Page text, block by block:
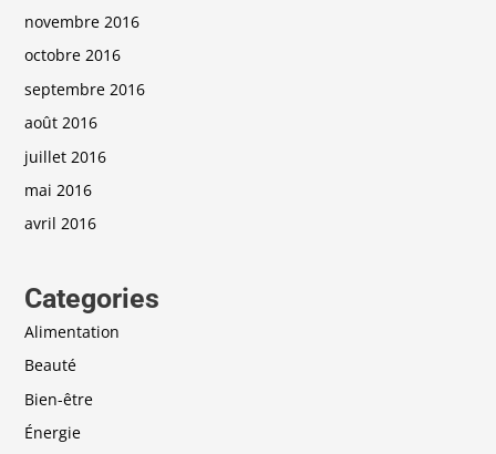
novembre 2016
octobre 2016
septembre 2016
août 2016
juillet 2016
mai 2016
avril 2016
Categories
Alimentation
Beauté
Bien-être
Énergie